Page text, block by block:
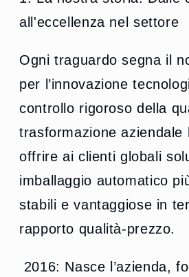
all'eccellenza nel settore
Ogni traguardo segna il
per l’innovazione
controllo rigoroso della
trasformazione aziendale
offrire ai clienti globali
imballaggio automatico
stabili e vantaggiose in
rapporto qualità-prezzo.
2016: Nasce l’azienda,